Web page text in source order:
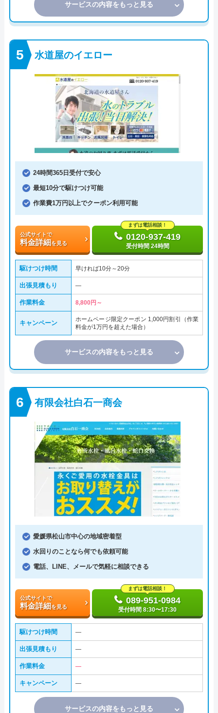
サービスの内容をもっと見る
水道屋のイエロー
24時間365日受付で安心
最短10分で駆けつけ可能
作業費1万円以上でクーポン利用可能
公式サイトで
料金詳細を見る
まずは電話相談！
0120-937-419
受付時間 24時間
駆けつけ時間 早ければ10分～20分
出張見積もり ―
作業料金 8,800円～
キャンペーン
ホームページ限定クーポン 1,000円割引（作業
料金が1万円を超えた場合）
サービスの内容をもっと見る
有限会社白石一商会
愛媛県松山市中心の地域密着型
水回りのことなら何でも依頼可能
電話、LINE、メールで気軽に相談できる
公式サイトで
料金詳細を見る
まずは電話相談！
089-951-0984
受付時間 8:30〜17:30
駆けつけ時間 ―
出張見積もり ―
作業料金 ―
キャンペーン ―
サービスの内容をもっと見る